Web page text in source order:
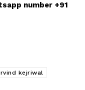
number +91
kejriwal